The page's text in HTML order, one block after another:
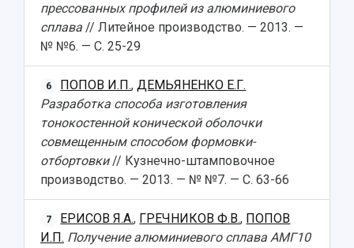
прессованных профилей из алюминиевого
сплава // Литейное производство. — 2013. —
№ №6. — С. 25-29
6 ПОПОВ И.П.,ДЕМЬЯНЕНКО Е.Г.
Разработка способа изготовления
тонокостенной конической оболочки
совмещенным способом формовки-
отбортовки// Кузнечно-штамповочное
производство. — 2013. — № №7. — С. 63-66
7 ЕРИСОВ Я.А., ГРЕЧНИКОВ Ф.В., ПОПОВ
И.П. Получение алюминиевого сплава АМГ10